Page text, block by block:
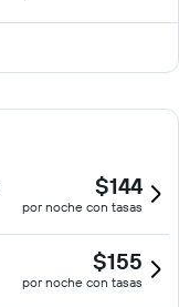
$144
por noche con tasas
$155
por noche con tasas